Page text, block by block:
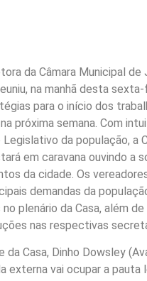
da Câmara Municipal de
na manhã desta
para o início dos
próxima semana. Com
Legislativo da população, a
em caravana ouvindo a
da cidade. Os
demandas da
plenário da Casa, além
nas respectivas
da Casa, Dinho Dowsley
externa vai ocupar a pauta